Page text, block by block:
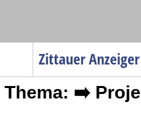
Zittauer Anzeiger
Menüpunkte
Startseite
Thema: ➡️